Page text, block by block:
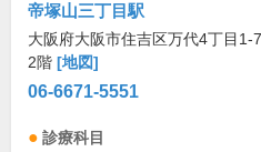
帝塚山三丁目駅
大阪府大阪市住吉区万代4丁目1-7
2階 [地図]
06-6671-5551
診療科目